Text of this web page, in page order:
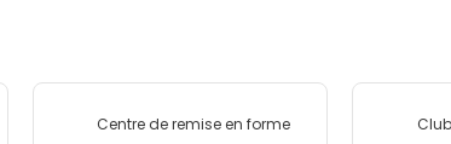
Centre de remise en forme